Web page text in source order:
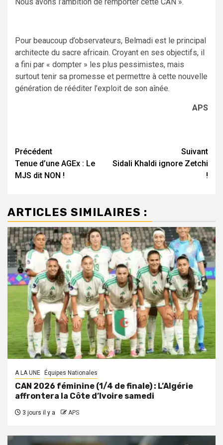
Pour beaucoup d’observateurs, Belmadi est le principal
architecte du sacre africain. Croyant en ses objectifs, il
a fini par « dompter » les plus pessimistes, mais
surtout tenir sa promesse et permettre à cette nouvelle
génération de rééditer l’exploit de son aînée.
APS
Navigation
d’article
Précédent
Tenue d’une AGEx : Le
MJS dit NON !
Suivant
Sidali Khaldi ignore Zetchi
!
ARTICLES SIMILAIRES :
A LA UNE Équipes Nationales
CAN 2026 féminine (1/4 de finale) : L’Algérie
affrontera la Côte d’Ivoire samedi
3 jours il y a APS